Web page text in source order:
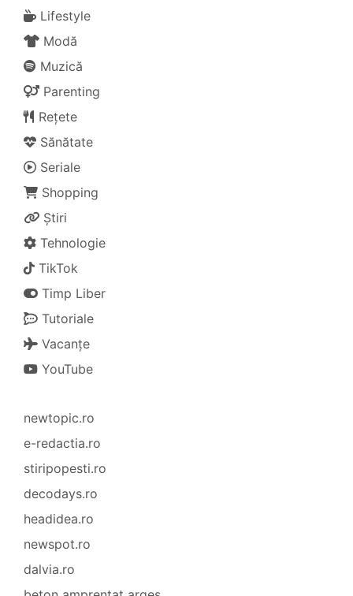
Lifestyle
Modă
Muzică
Parenting
Rețete
Sănătate
Seriale
Shopping
Știri
Tehnologie
TikTok
Timp Liber
Tutoriale
Vacanțe
YouTube
newtopic.ro
e-redactia.ro
stiripopesti.ro
decodays.ro
headidea.ro
newspot.ro
dalvia.ro